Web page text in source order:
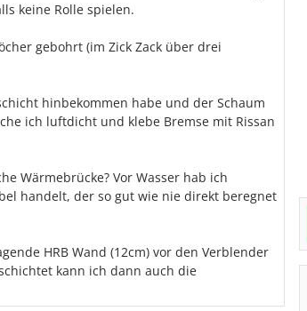
keine Rolle spielen.
gebohrt (im Zick Zack über drei
hinbekommen habe und der Schaum
ich luftdicht und klebe Bremse mit Rissan
Wärmebrücke? Vor Wasser hab ich
handelt, der so gut wie nie direkt beregnet
HRB Wand (12cm) vor den Verblender
kann ich dann auch die